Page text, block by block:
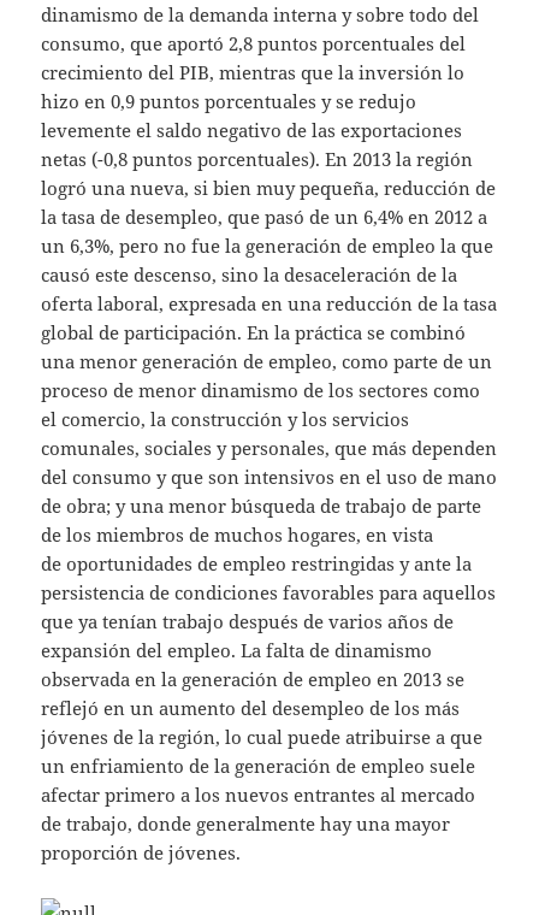
dinamismo de la demanda interna y sobre todo del
consumo, que aportó 2,8 puntos porcentuales del
crecimiento del PIB, mientras que la inversión lo
hizo en 0,9 puntos porcentuales y se redujo
levemente el saldo negativo de las exportaciones
netas (-0,8 puntos porcentuales). En 2013 la región
logró una nueva, si bien muy pequeña, reducción de
la tasa de desempleo, que pasó de un 6,4% en 2012 a
un 6,3%, pero no fue la generación de empleo la que
causó este descenso, sino la desaceleración de la
oferta laboral, expresada en una reducción de la tasa
global de participación. En la práctica se combinó
una menor generación de empleo, como parte de un
proceso de menor dinamismo de los sectores como
el comercio, la construcción y los servicios
comunales, sociales y personales, que más dependen
del consumo y que son intensivos en el uso de mano
de obra; y una menor búsqueda de trabajo de parte
de los miembros de muchos hogares, en vista
de oportunidades de empleo restringidas y ante la
persistencia de condiciones favorables para aquellos
que ya tenían trabajo después de varios años de
expansión del empleo. La falta de dinamismo
observada en la generación de empleo en 2013 se
reflejó en un aumento del desempleo de los más
jóvenes de la región, lo cual puede atribuirse a que
un enfriamiento de la generación de empleo suele
afectar primero a los nuevos entrantes al mercado
de trabajo, donde generalmente hay una mayor
proporción de jóvenes.